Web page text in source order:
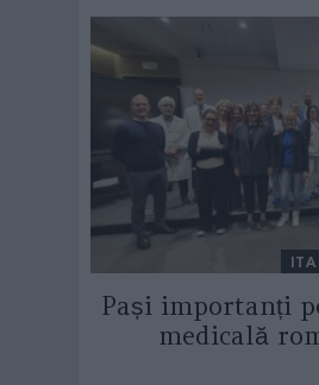
Pași importanți
medicală